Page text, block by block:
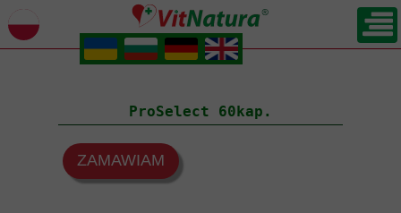
.
.
.
ProSelect 60kap.
ZAMAWIAM